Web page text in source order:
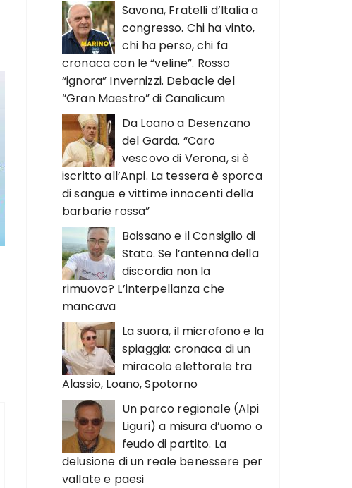
Savona, Fratelli d’Italia a
congresso. Chi ha vinto,
chi ha perso, chi fa
cronaca con le “veline”. Rosso
“ignora” Invernizzi. Debacle del
“Gran Maestro” di Canalicum
Da Loano a Desenzano
del Garda. “Caro
vescovo di Verona, si è
iscritto all’Anpi. La tessera è sporca
di sangue e vittime innocenti della
barbarie rossa”
Boissano e il Consiglio di
Stato. Se l’antenna della
discordia non la
rimuovo? L’interpellanza che
mancava
La suora, il microfono e la
spiaggia: cronaca di un
miracolo elettorale tra
Alassio, Loano, Spotorno
Un parco regionale (Alpi
Liguri) a misura d’uomo o
feudo di partito. La
delusione di un reale benessere per
vallate e paesi